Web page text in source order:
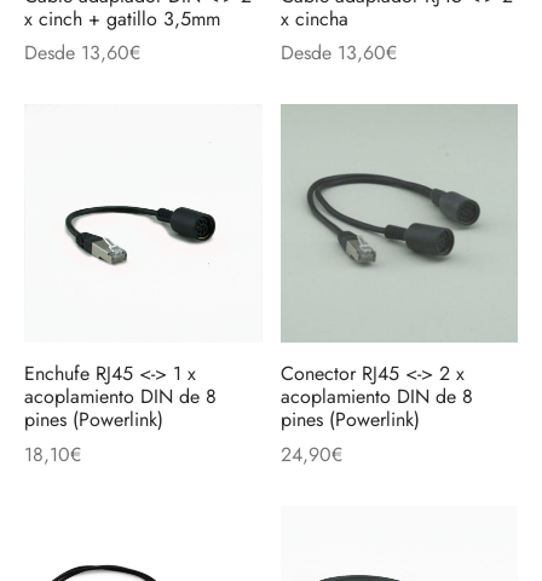
x cinch + gatillo 3,5mm
Desde 13,60€
x cincha
Desde 13,60€
Enchufe RJ45 <-> 1 x
acoplamiento DIN de 8
pines (Powerlink)
18,10€
Conector RJ45 <-> 2 x
acoplamiento DIN de 8
pines (Powerlink)
24,90€
en Informática